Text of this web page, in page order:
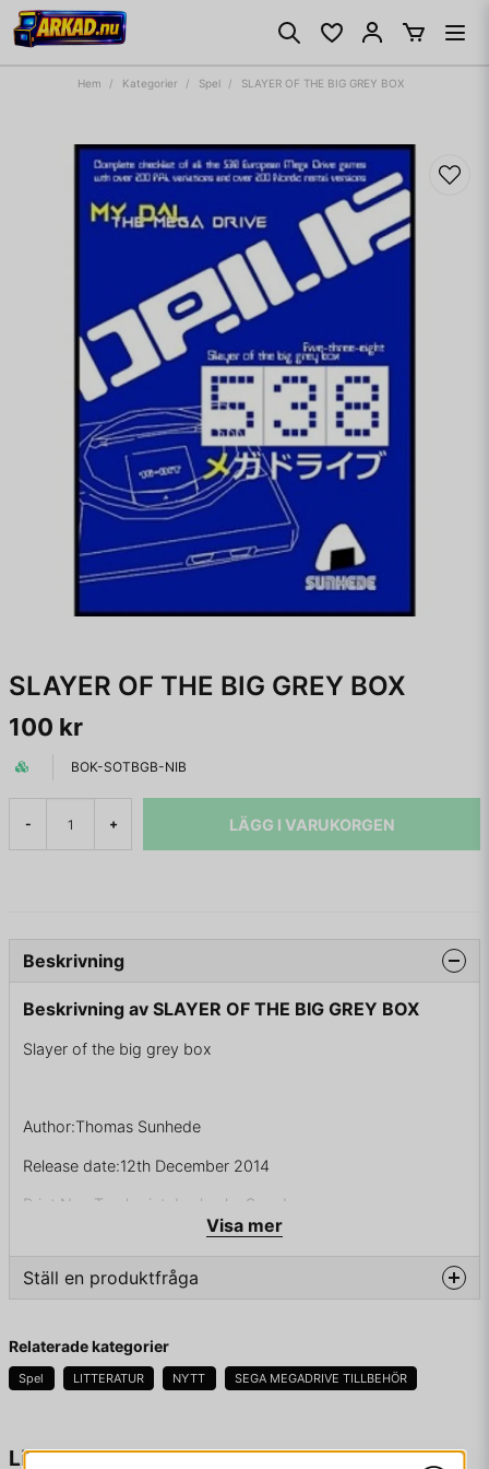
Hem Kategorier Spel SLAYER OF THE BIG GREY BOX
SLAYER OF THE BIG GREY BOX
100 kr
BOK-SOTBGB-NIB
- + LÄGG I VARUKORGEN
Liknande produkter
Beskrivning
Beskrivning av SLAYER OF THE BIG GREY BOX
Slayer of the big grey box
Author:Thomas Sunhede
Release date:12th December 2014
Print:Nya Tryckeriet, Lycksele, Sweden
Format:142 x 210 x 4 mm, 92 gram
professional one with all 538 European PAL games and
Visa mer
Ställ en produktfråga
Fråga oss något om denna produkten...
Namn
Relaterade kategorier
Spel LITTERATUR NYTT SEGA MEGADRIVE TILLBEHÖR